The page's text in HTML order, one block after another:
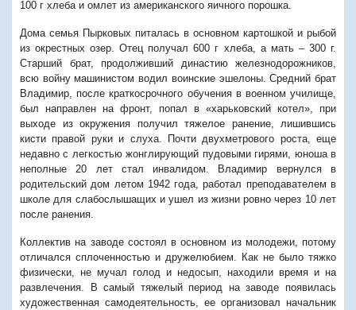
100 г хлеба и омлет из американского яичного порошка.
Дома семья Пырковых питалась в основном картошкой и рыбой
из окрестных озер. Отец получал 600 г хлеба, а мать – 300 г.
Старший брат, продолживший династию железнодорожников,
всю войну машинистом водил воинские эшелоны. Средний брат
Владимир, после краткосрочного обучения в военном училище,
был направлен на фронт, попал в «харьковский котел», при
выходе из окружения получил тяжелое ранение, лишившись
кисти правой руки и слуха. Почти двухметрового роста, еще
недавно с легкостью жонглирующий пудовыми гирями, юноша в
неполные 20 лет стал инвалидом. Владимир вернулся в
родительский дом летом 1942 года, работал преподавателем в
школе для слабослышащих и ушел из жизни ровно через 10 лет
после ранения.
Коллектив на заводе состоял в основном из молодежи, потому
отличался сплоченностью и дружелюбием. Как не было тяжко
физически, не мучал голод и недосып, находили время и на
развлечения. В самый тяжелый период на заводе появилась
художественная самодеятельность, ее организовал начальник